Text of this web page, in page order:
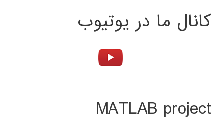
کانال ما در یوتیوب
MATLAB project